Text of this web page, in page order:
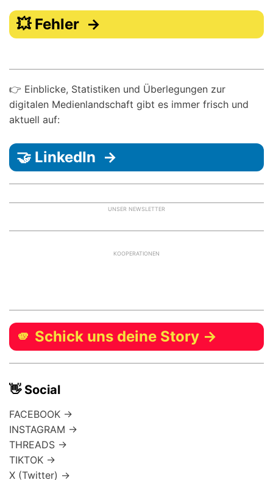
💥 Fehler →
👉 Einblicke, Statistiken und Überlegungen zur
digitalen Medienlandschaft gibt es immer frisch und
aktuell auf:
🤝 LinkedIn →
UNSER NEWSLETTER
KOOPERATIONEN
🫵 Schick uns deine Story →
👋 Social
FACEBOOK →
INSTAGRAM →
THREADS →
TIKTOK →
X (Twitter) →